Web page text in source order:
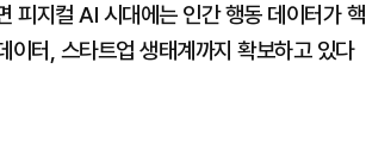
피지컬 AI 시대에는 인간 행동 데이터가 핵
터, 스타트업 생태계까지 확보하고 있다